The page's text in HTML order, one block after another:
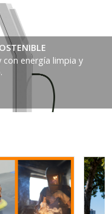
energía limpia y